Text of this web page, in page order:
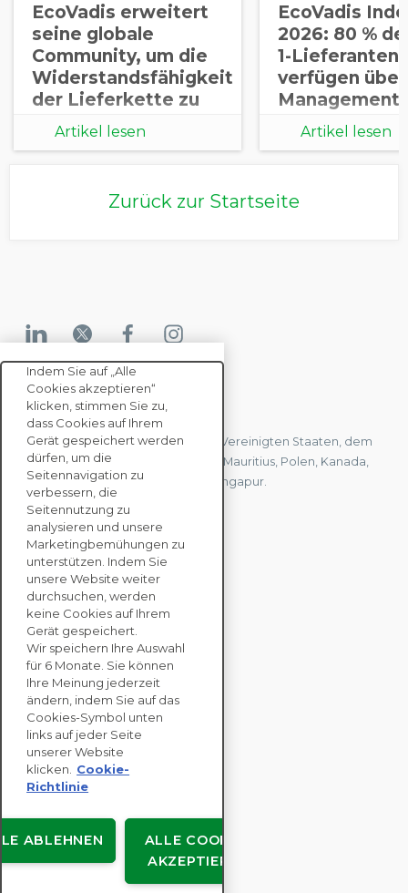
EcoVadis erweitert
seine globale
Community, um die
Widerstandsfähigkeit
der Lieferkette zu
stärken
Artikel lesen
EcoVadis
2026: 80 %
1-Lieferanten
verfügen
Artikel lesen
Zurück zur Startseite
KONTAKTIEREN SIE UNS
Wir haben Büros in Frankreich, den Vereinigten Staaten, dem
Vereinigten Königreich, Hongkong, Mauritius, Polen, Kanada,
Deutschland, Japan, Spanien und Singapur.
KONTAKTIEREN SIE
UNS
UNTERNEHMENS
LÖSUNGEN
NACHHALTIGKEITS
BEWERTUNGEN
RESSOURCEN
ÜBER
Urheberrecht © EcoVadis
Benutzervereinbarungen
Indem Sie auf „Alle
Cookies akzeptieren“
klicken, stimmen Sie zu,
dass Cookies auf Ihrem
Gerät gespeichert werden
dürfen, um die
Seitennavigation zu
verbessern, die
Seitennutzung zu
analysieren und unsere
Marketingbemühungen zu
unterstützen. Indem Sie
unsere Website weiter
durchsuchen, werden
keine Cookies auf Ihrem
Gerät gespeichert.
Wir speichern Ihre Auswahl
für 6 Monate. Sie können
Ihre Meinung jederzeit
ändern, indem Sie auf das
Cookies-Symbol unten
links auf jeder Seite
unserer Website
klicken.
Cookie-
Richtlinie
ALLE COOKIES
AKZEPTIEREN
ABLEHNEN